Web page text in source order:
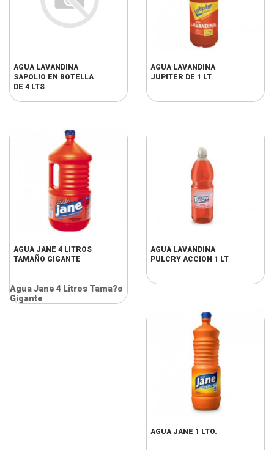
AGUA LAVANDINA
SAPOLIO EN BOTELLA
DE 4 LTS
AGUA LAVANDINA
JUPITER DE 1 LT
AGUA JANE 4 LITROS
TAMAÑO GIGANTE
Agua Jane 4 Litros Tama?o
Gigante
AGUA LAVANDINA
PULCRY ACCION 1 LT
AGUA JANE 1 LTO.